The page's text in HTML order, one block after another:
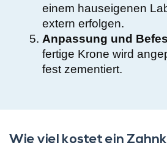
einem hauseigenen
extern erfolgen.
Anpassung und
fertige Krone wird
fest zementiert.
Wie viel kostet ein